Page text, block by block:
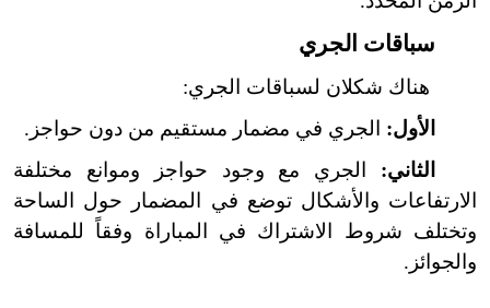
سباقات الجري
هناك شكلان لسباقات الجري:
الأول: الجري في مضمار مستقيم من دون حواجز.
الثاني: الجري مع وجود حواجز وموانع مختلفة
الارتفاعات والأشكال توضع في المضمار حول الساحة
وتختلف شروط الاشتراك في المباراة وفقاً للمسافة
والجوائز.